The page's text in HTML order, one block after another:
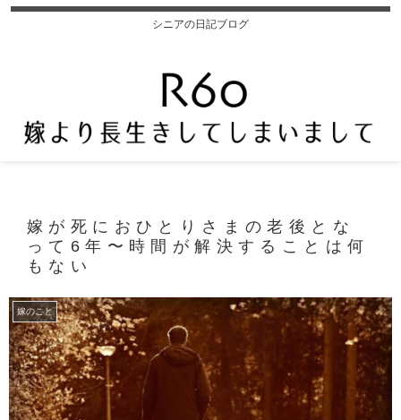
シニアの日記ブログ
嫁が死におひとりさまの老後とな
って6年〜時間が解決することは何
もない
嫁のこと